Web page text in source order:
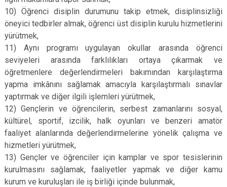
10) Öğrenci disiplin durumunu takip etmek, disiplinsizliği
öneyici tedbirler almak, öğrenci üst disiplin kurulu hizmetlerini
yürütmek,
11) Aynı programı uygulayan okullar arasında öğrenci
seviyeleri arasında farklılıkları ortaya çıkarmak ve
öğretmenlere değerlendirmeleri bakımından karşılaştırma
yapma imkânını sağlamak amacıyla karşılaştırmalı sınavlar
yaptırmak ve diğer ilgili işlemleri yürütmek,
12) Gençlerin ve öğrencilerin, serbest zamanlarını sosyal,
kültürel, sportif, izcilik, halk oyunları ve benzeri amatör
faaliyet alanlarında değerlendirmelerine yönelik çalışma ve
hizmetleri yürütmek,
13) Gençler ve öğrenciler için kamplar ve spor tesislerinin
kurulmasını sağlamak, faaliyetler yapmak ve diğer kamu
kurum ve kuruluşları ile iş birliği içinde bulunmak,